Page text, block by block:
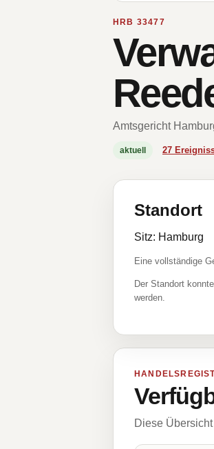
HRB 33477
Amtsgericht
aktuell 27
Standort
Sitz: Hamburg
Eine vollständige
Der Standort
werden.
Diese